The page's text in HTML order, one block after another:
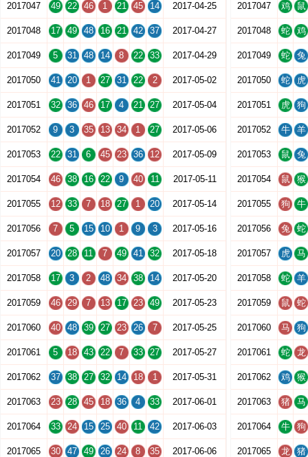
2017047 49 22 46 1 21 45 14 2017-04-25
2017048 17 49 48 16 21 42 37 2017-04-27
2017049 5 31 48 14 8 22 33 2017-04-29
2017050 41 20 1 27 31 22 2 2017-05-02
2017051 32 36 46 17 4 21 27 2017-05-04
2017052 9 3 35 13 34 1 27 2017-05-06
2017053 22 31 6 45 23 36 12 2017-05-09
2017054 46 38 16 22 9 40 11 2017-05-11
2017055 12 33 7 18 27 1 20 2017-05-14
2017056 7 5 15 10 1 9 3 2017-05-16
2017057 20 28 11 7 49 41 32 2017-05-18
2017058 17 3 2 48 34 38 14 2017-05-20
2017059 46 29 7 13 17 23 49 2017-05-23
2017060 40 48 39 27 23 26 7 2017-05-25
2017061 5 18 43 22 7 33 27 2017-05-27
2017062 37 38 27 32 14 18 1 2017-05-31
2017063 23 28 45 18 36 4 33 2017-06-01
2017064 33 24 15 25 40 11 42 2017-06-03
2017065 30 47 49 26 24 8 35 2017-06-06
2017047 鸡 鼠
2017048 蛇 鸡
2017049 蛇 兔
2017050 蛇 虎
2017051 虎 狗
2017052 牛 羊
2017053 鼠 兔
2017054 鼠 猴
2017055 狗 牛
2017056 兔 蛇
2017057 虎 马
2017058 蛇 羊
2017059 鼠 蛇
2017060 马 狗
2017061 蛇 龙
2017062 鸡 猴
2017063 猪 马
2017064 牛 狗
2017065 龙 猪